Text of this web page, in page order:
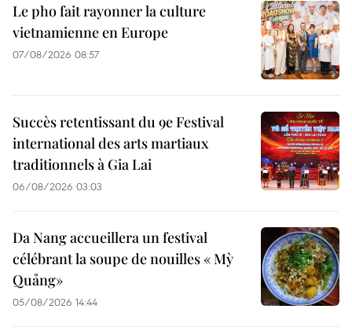
Le pho fait rayonner la culture
vietnamienne en Europe
07/08/2026 08:57
Succès retentissant du 9e Festival
international des arts martiaux
traditionnels à Gia Lai
06/08/2026 03:03
Da Nang accueillera un festival
célébrant la soupe de nouilles « Mỳ
Quảng»
05/08/2026 14:44